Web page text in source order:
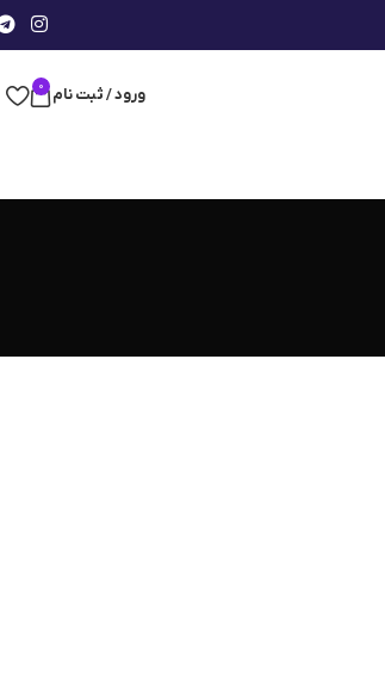
ورود / ثبت نام 0